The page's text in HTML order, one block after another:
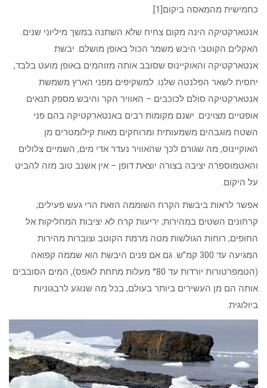
כחמישית מהמאסה ביקום[1].
אנטארקטיקה הינה מקום צחיח שלא השתנה במשך מיליוני שנים.
האקלים הקוטבי היבש משמר הכול באופן מושלם. יבשת
אנטארקטיקה והאוקיינוס שסובב אותה מזוהמים באופן מועט בלבד,
יחסית לשאר הפלנטה שלנו. למשקיפים מפני הארץ משמשת
אנטארקטיקה סולם לכוכבים – האוויר הקר והיבש מספק תנאים
אופטיים מצוינים. ישנם מקומות רבים באנטארקטיקה בהם פני
השטח מוגבהים משמעותית ומרוחקים מאות קילומטרים מן
האוקיינוס, מה שגורם לכך שהאוויר נעדר אדי מים, השמיים צלולים
והאטמוספרה יציבה בצורה יוצאת דופן – אין אשנב טוב מזה להביט
על היקום.
אפשר לראות ביבשת הקרח השוממה הזאת הרי געש פעילים;
קרחונים השטים במהירות; יריעות קרח לא יציבות המחליקות אל
החופים; רוחות הגולשות מטה מרמת הקוטב וצוברות מהירות
המגיעה עד 300 קמ”ש. גם אם פנים היבשת הוא שממה קפואה
(הטמפרטורות יורדות עד °80 מעלות מתחת לאפס), המים הסובבים
אותה הם מן העשירים ביותר בעולם, בכל מה שנוגע לרבגוניות
ביולוגית.